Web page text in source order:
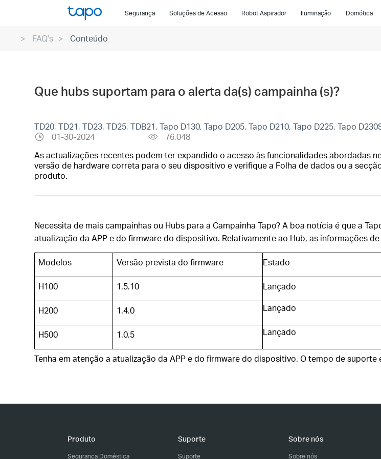
Segurança Soluções de Acesso Robot Aspirador Iluminação Domótica
FAQ's Conteúdo
Que hubs suportam para o alerta da(s) campainha (s)?
TD20, TD21, TD23, TD25, TDB21, Tapo D130, Tapo D205, Tapo D210, Tapo D225, Tapo
01-30-2024
76,048
As actualizações recentes podem ter expandido o acesso às funcionalidades abordadas
versão de hardware correta para o seu dispositivo e verifique a Folha de dados ou a
produto.
Necessita de mais campainhas ou Hubs para a Campainha Tapo? A boa notícia é que a
atualização da APP e do firmware do dispositivo. Relativamente ao Hub, as informações
Modelos Versão prevista do firmware Estado
H100 1.5.10 Lançado
H200 1.4.0 Lançado
H500 1.0.5 Lançado
Tenha em atenção a atualização da APP e do firmware do dispositivo. O tempo de
Produto
Segurança Doméstica
Suporte
Suporte
Sobre nós
Sobre nós